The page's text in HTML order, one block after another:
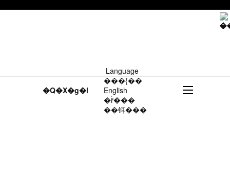
�Q�X�g�l
Language
���{��
English
�ȑ̒���
��铒���